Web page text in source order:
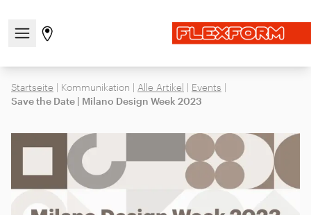
Navigationsmenü öffnen / schließen
Gehen Sie zur Store-Seite
Startseite | Kommunikation | Alle Artikel | Events |
Save the Date | Milano Design Week 2023